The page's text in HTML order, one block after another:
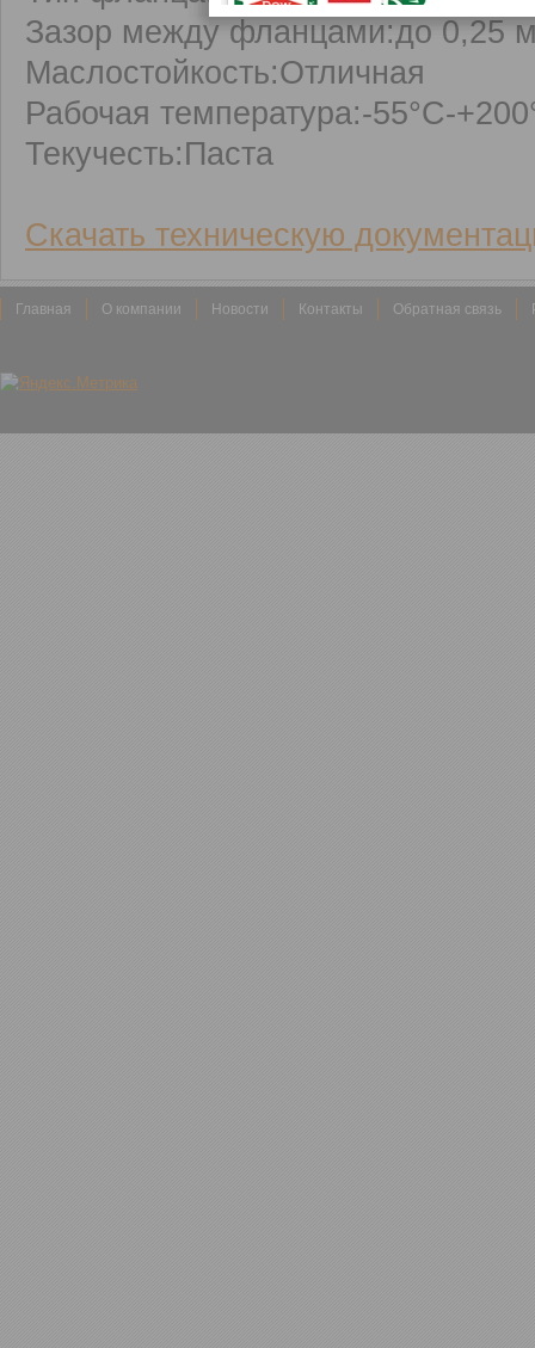
Зазор между фланцами:до 0,25
Маслостойкость:Отличная
Рабочая температура:-55°С-
Текучесть:Паста
Скачать техническую
Главная О компании Новости Контакты Обратная связь